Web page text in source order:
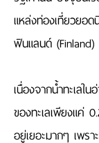
แหล่งท่องเที่ยวยอด
ฟินแลนด์ (Finland)
เนื่องจากน้ำทะเลใ
ของทะเลเพียงแค่
อยู่เยอะมากๆ เพร